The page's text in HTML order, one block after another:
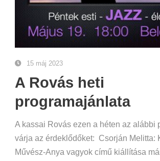
15 máj 2023
A Rovás heti
programajánlata
A kassai Rovás ezen a héten az alábbi
várja az érdeklődőket: Csorján Melitta:
Művész-Anya vagyok című kiállítása